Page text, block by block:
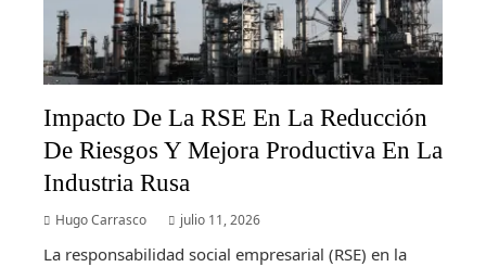
Impacto De La RSE En La Reducción
De Riesgos Y Mejora Productiva En La
Industria Rusa
Hugo Carrasco julio 11, 2026
La responsabilidad social empresarial (RSE) en la